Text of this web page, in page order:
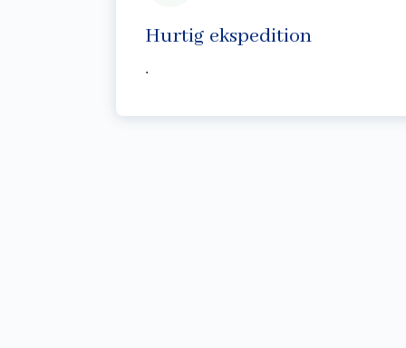
Hurtig ekspedition
.